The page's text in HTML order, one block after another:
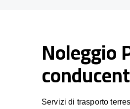
Noleggio
Servizi di trasporto